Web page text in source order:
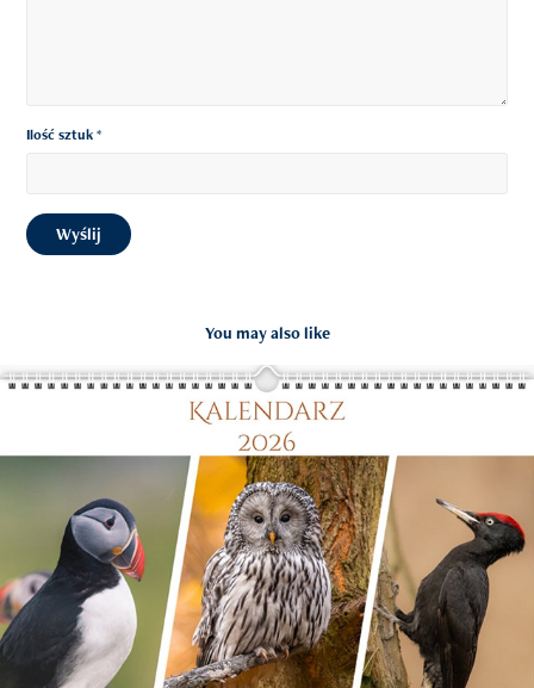
Ilość sztuk *
Wyślij
You may also like
Kalendarz Ptaki 2026 poziomy
2025